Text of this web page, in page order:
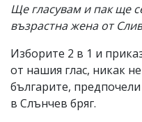
Ще гласувам и пак ще
възрастна жена от
Изборите 2 в 1 и
от нашия глас, никак
българите,
в Слънчев бряг.